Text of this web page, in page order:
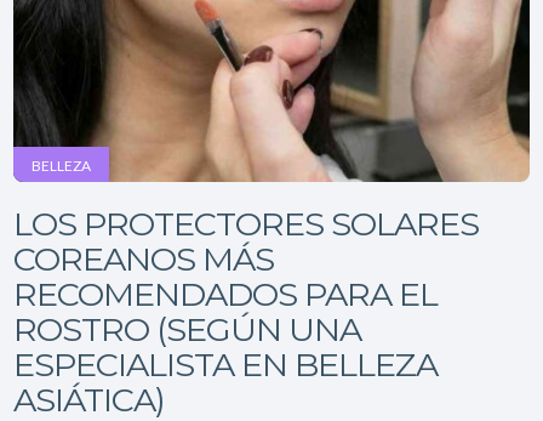
BELLEZA
LOS PROTECTORES SOLARES
COREANOS MÁS
RECOMENDADOS PARA EL
ROSTRO (SEGÚN UNA
ESPECIALISTA EN BELLEZA
ASIÁTICA)